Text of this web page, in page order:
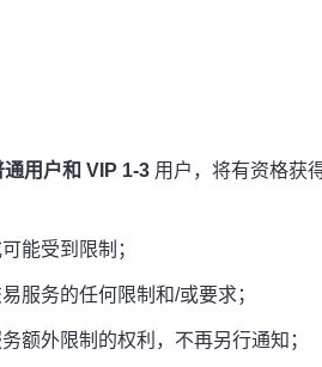
通用户和 VIP 1-3 用户，将有资格获
能受到限制；
服务的任何限制和/或要求；
额外限制的权利，不再另行通知；